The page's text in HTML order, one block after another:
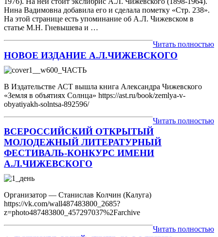
Нина Вадимовна добавила его и сделала пометку «Стр. 238».
На этой странице есть упоминание об А.Л. Чижевском в
статье М.Н. Гневышева и …
Читать полностью
НОВОЕ ИЗДАНИЕ А.Л.ЧИЖЕВСКОГО
В Издательстве АСТ вышла книга Александра Чижевского
«Земля в объятиях Солнца» https://ast.ru/book/zemlya-v-
obyatiyakh-solntsa-892596/
Читать полностью
ВСЕРОССИЙСКИЙ ОТКРЫТЫЙ
МОЛОДЕЖНЫЙ ЛИТЕРАТУРНЫЙ
ФЕСТИВАЛЬ-КОНКУРС ИМЕНИ
А.Л.ЧИЖЕВСКОГО
Организатор — Станислав Колчин (Калуга)
https://vk.com/wall487483800_2685?
z=photo487483800_457297037%2Farchive
Читать полностью